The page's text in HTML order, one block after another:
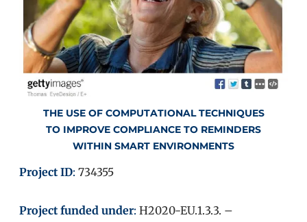
THE USE OF COMPUTATIONAL TECHNIQUES
TO IMPROVE COMPLIANCE TO REMINDERS
WITHIN SMART ENVIRONMENTS
Project ID: 734355
Project funded under: H2020-EU.1.3.3. –